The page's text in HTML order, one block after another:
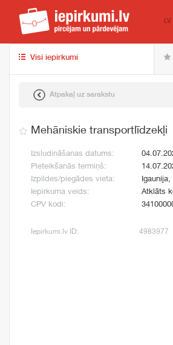
LV
Visi iepirkumi
Atpakaļ uz sarakstu
Mehāniskie transportlīdzekļi
Izsludināšanas datums:
Pieteikšanās termiņš:
Izpildes/piegādes vieta:
Igaunija,
Iepirkuma veids:
Atklāts
CPV kodi:
Iepirkumi.lv ID: 4983977